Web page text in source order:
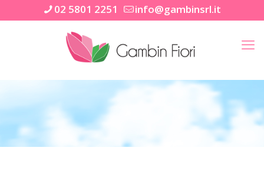
02 5801 2251 info@gambinsrl.it